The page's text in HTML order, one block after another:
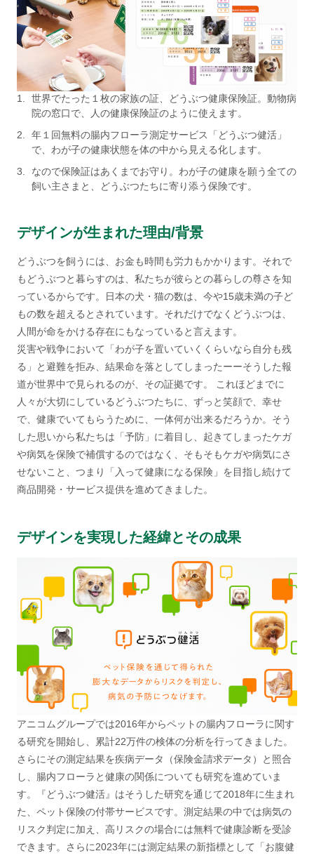
1.
世界でたった１枚の家族の証、どうぶつ健康保険証。動物病
院の窓口で、人の健康保険証のように使えます。
2.
年１回無料の腸内フローラ測定サービス「どうぶつ健活」
で、わが子の健康状態を体の中から見える化します。
3.
なので保険証はあくまでお守り。わが子の健康を願う全ての
飼い主さまと、どうぶつたちに寄り添う保険です。
デザインが生まれた理由/背景
どうぶつを飼うには、お金も時間も労力もかかります。それで
もどうぶつと暮らすのは、私たちが彼らとの暮らしの尊さを知
っているからです。日本の犬・猫の数は、今や15歳未満の子ど
もの数を超えるとされています。それだけでなくどうぶつは、
人間が命をかける存在にもなっていると言えます。
災害や戦争において「わが子を置いていくくらいなら自分も残
る」と避難を拒み、結果命を落としてしまったーーそうした報
道が世界中で見られるのが、その証拠です。 これほどまでに
人々が大切にしているどうぶつたちに、ずっと笑顔で、幸せ
で、健康でいてもらうために、一体何が出来るだろうか。そう
した思いから私たちは「予防」に着目し、起きてしまったケガ
や病気を保険で補償するのではなく、そもそもケガや病気にさ
せないこと、つまり「入って健康になる保険」を目指し続けて
商品開発・サービス提供を進めてきました。
デザインを実現した経緯とその成果
アニコムグループでは2016年からペットの腸内フローラに関す
る研究を開始し、累計22万件の検体の分析を行ってきました。
さらにその測定結果を疾病データ（保険金請求データ）と照合
し、腸内フローラと健康の関係についても研究を進めていま
す。『どうぶつ健活』はそうした研究を通じて2018年に生まれ
た、ペット保険の付帯サービスです。測定結果の中では病気の
リスク判定に加え、高リスクの場合には無料で健康診断を受診
できます。さらに2023年には測定結果の新指標として「お腹健